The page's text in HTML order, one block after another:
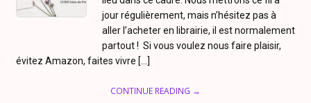
jour régulièrement, mais n’hésitez pas à
aller l’acheter en librairie, il est normalement
partout ! Si vous voulez nous faire plaisir,
évitez Amazon, faites vivre […]
CONTINUE READING →